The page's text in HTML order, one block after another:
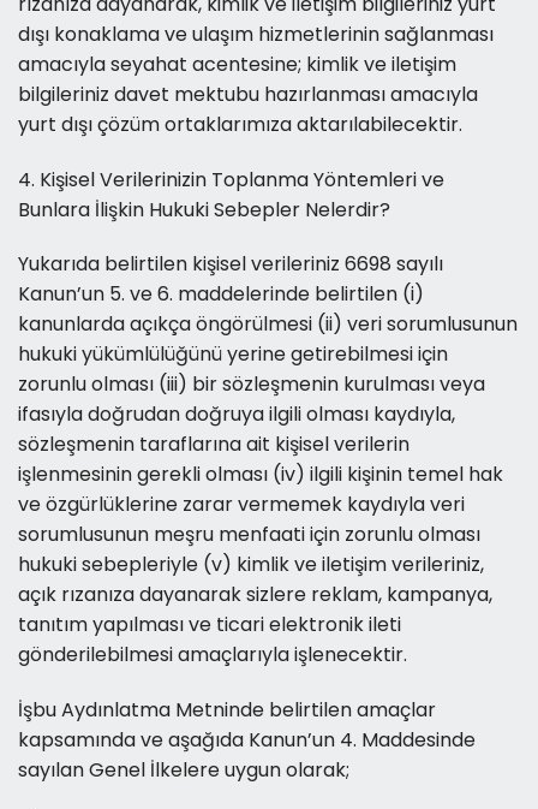
dışı konaklama ve ulaşım hizmetlerinin sağlanması
amacıyla seyahat acentesine; kimlik ve iletişim
bilgileriniz davet mektubu hazırlanması amacıyla
yurt dışı çözüm ortaklarımıza aktarılabilecektir.
4. Kişisel Verilerinizin Toplanma Yöntemleri ve
Bunlara İlişkin Hukuki Sebepler Nelerdir?
Yukarıda belirtilen kişisel verileriniz 6698 sayılı
Kanun’un 5. ve 6. maddelerinde belirtilen (i)
kanunlarda açıkça öngörülmesi (ii) veri sorumlusunun
hukuki yükümlülüğünü yerine getirebilmesi için
zorunlu olması (iii) bir sözleşmenin kurulması veya
ifasıyla doğrudan doğruya ilgili olması kaydıyla,
sözleşmenin taraflarına ait kişisel verilerin
işlenmesinin gerekli olması (iv) ilgili kişinin temel hak
ve özgürlüklerine zarar vermemek kaydıyla veri
sorumlusunun meşru menfaati için zorunlu olması
hukuki sebepleriyle (v) kimlik ve iletişim verileriniz,
açık rızanıza dayanarak sizlere reklam, kampanya,
tanıtım yapılması ve ticari elektronik ileti
gönderilebilmesi amaçlarıyla işlenecektir.
İşbu Aydınlatma Metninde belirtilen amaçlar
kapsamında ve aşağıda Kanun’un 4. Maddesinde
sayılan Genel İlkelere uygun olarak;